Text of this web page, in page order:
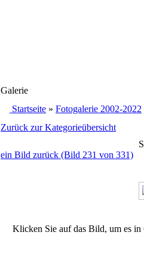
Galerie
Startseite » Fotogalerie 2002-2022
Zurück zur Kategorieübersicht
ein Bild zurück (Bild 231 von 331)
Klicken Sie auf das Bild, um es in